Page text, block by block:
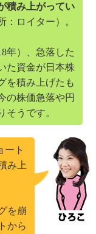
積み上がってい
：ロイター）。
年）、急落した
た資金が日本株
を積み上げたも
の株価急落や円
そうです。
ート
み上
を崩
から